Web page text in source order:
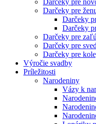
Darčeky pre
Darčeky pre
Darčeky
Darčeky
Darčeky pre
Darčeky pre
Darčeky pre
Výročie svadby
Príležitosti
Narodeniny
Vázy k